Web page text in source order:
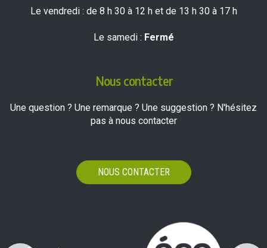
Le vendredi : de 8 h 30 à 12 h et de 13 h 30 à 17 h
Le samedi : Fermé
Nous contacter
Une question ? Une remarque ? Une suggestion ? N'hésitez
pas à nous contacter
NOUS CONTACTER